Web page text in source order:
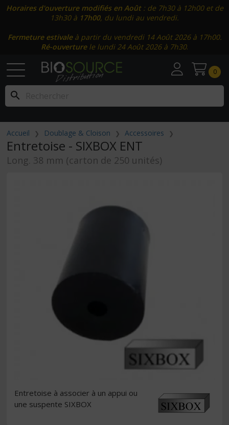
Horaires d'ouverture modifiés en Août: de 7h30 à 12h00 et de
13h30 à 17h00, du lundi au vendredi.
Fermeture estivaleà partir du vendredi 14 Août 2026 à 17h00.
Ré-ouverturele lundi 24 Août 2026 à 7h30.
search
0
Accueil Doublage & Cloison Accessoires
Entretoise - SIXBOX ENT
Long. 38 mm (carton de 250 unités)
Entretoise à associer à un appui ou
une suspente SIXBOX